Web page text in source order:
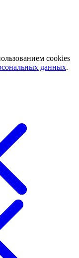
cookies
данных.